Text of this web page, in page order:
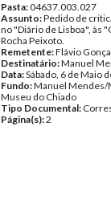
Pasta:04637.003.027
Assunto:Pedido de
no "Diário de Lisboa", às
Rocha Peixoto.
Remetente:Flávio
Destinatário:Manuel
Data:Sábado, 6 de Maio
Fundo:Manuel Mendes/
Museu do Chiado
Tipo Documental:
Página(s):2